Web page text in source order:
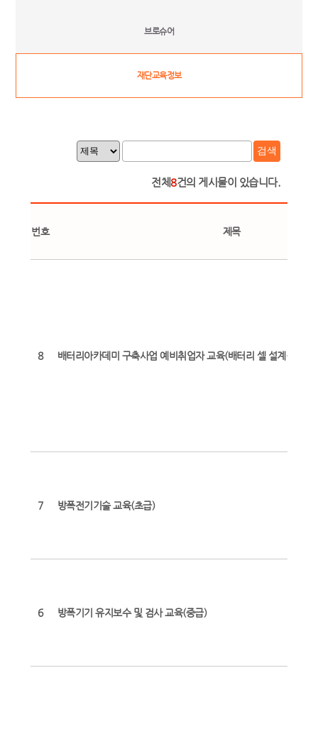
브로슈어
재단교육정보
검색
전체 8건의 게시물이 있습니다.
번호 제목
8 배터리아카데미 구축사업 예비취업자 교육(배터리 셀 설계·제조·
7 방폭전기기술 교육(초급)
6 방폭기기 유지보수 및 검사 교육(중급)